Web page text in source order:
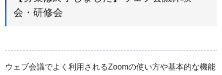
会・研修会
ウェブ会議でよく利用されるZoomの使い方や基本的な機能